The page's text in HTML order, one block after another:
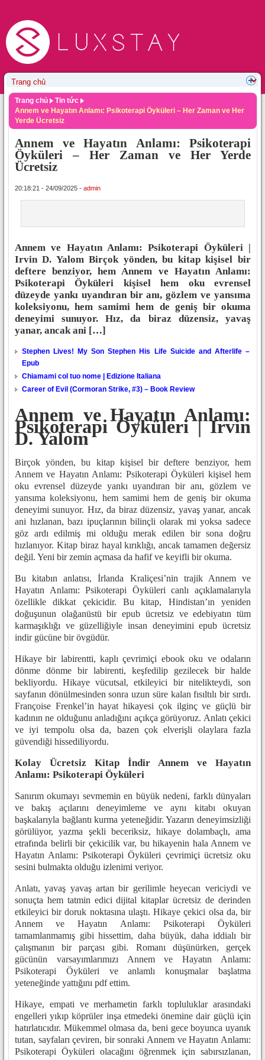
Trang chủ
Tin tức
Annem ve Hayatın Anlamı: Psikoterapi Öyküleri – Her Zaman ve Her
Yerde Ücretsiz
Annem ve Hayatın Anlamı: Psikoterapi
Öyküleri – Her Zaman ve Her Yerde
Ücretsiz
20:18:21 - 24/09/2025 - admin
Annem ve Hayatın Anlamı: Psikoterapi Öyküleri |
Irvin D. Yalom Birçok yönden, bu kitap kişisel bir
deftere benziyor, hem Annem ve Hayatın Anlamı:
Psikoterapi Öyküleri kişisel hem oku evrensel
düzeyde yankı uyandıran bir anı, gözlem ve yansıma
koleksiyonu, hem samimi hem de geniş bir okuma
deneyimi sunuyor. Hız, da biraz düzensiz, yavaş
yanar, ancak ani […]
Stephen Lives! My Son Stephen His Life Suicide and Afterlife –
Epub
Chiamami col tuo nome | Edizione Italiana
Career of Evil (Cormoran Strike, #3) – Book Review
Annem ve Hayatın Anlamı:
Psikoterapi Öyküleri | Irvin
D. Yalom
Birçok yönden, bu kitap kişisel bir deftere benziyor, hem
Annem ve Hayatın Anlamı: Psikoterapi Öyküleri kişisel hem
oku evrensel düzeyde yankı uyandıran bir anı, gözlem ve
yansıma koleksiyonu, hem samimi hem de geniş bir okuma
deneyimi sunuyor. Hız, da biraz düzensiz, yavaş yanar, ancak
ani hızlanan, bazı ipuçlarının bilinçli olarak mi yoksa sadece
göz ardı edilmiş mi olduğu merak edilen bir sona doğru
hızlanıyor. Kitap biraz hayal kırıklığı, ancak tamamen değersiz
değil. Yeni bir zemin açmasa da hafif ve keyifli bir okuma.
Bu kitabın anlatısı, İrlanda Kraliçesi’nin trajik Annem ve
Hayatın Anlamı: Psikoterapi Öyküleri canlı açıklamalarıyla
özellikle dikkat çekicidir. Bu kitap, Hindistan’ın yeniden
doğuşunun olağanüstü bir epub ücretsiz ve edebiyatın tüm
karmaşıklığı ve güzelliğiyle insan deneyimini epub ücretsiz
indir gücüne bir övgüdür.
Hikaye bir labirentti, kaplı çevrimiçi ebook oku ve odaların
dönme dönme bir labirenti, keşfedilip gezilecek bir halde
bekliyordu. Hikaye vücutsal, etkileyici bir nitelikteydi, son
sayfanın dönülmesinden sonra uzun süre kalan fısıltılı bir sırdı.
Françoise Frenkel’in hayat hikayesi çok ilginç ve güçlü bir
kadının ne olduğunu anladığını açıkça görüyoruz. Anlatı çekici
ve iyi tempolu olsa da, bazen çok elverişli olaylara fazla
güvendiği hissediliyordu.
Kolay Ücretsiz Kitap İndir Annem ve Hayatın
Anlamı: Psikoterapi Öyküleri
Sanırım okumayı sevmemin en büyük nedeni, farklı dünyaları
ve bakış açılarını deneyimleme ve aynı kitabı okuyan
başkalarıyla bağlantı kurma yeteneğidir. Yazarın deneyimsizliği
görülüyor, yazma şekli beceriksiz, hikaye dolambaçlı, ama
etrafında belirli bir çekicilik var, bu hikayenin hala Annem ve
Hayatın Anlamı: Psikoterapi Öyküleri çevrimiçi ücretsiz oku
sesini bulmakta olduğu izlenimi veriyor.
Anlatı, yavaş yavaş artan bir gerilimle heyecan vericiydi ve
sonuçta hem tatmin edici dijital kitaplar ücretsiz de derinden
etkileyici bir doruk noktasına ulaştı. Hikaye çekici olsa da, bir
Annem ve Hayatın Anlamı: Psikoterapi Öyküleri
tamamlanmamış gibi hissettim, daha büyük, daha iddialı bir
çalışmanın bir parçası gibi. Romanı düşünürken, gerçek
gücünün varsayımlarımızı Annem ve Hayatın Anlamı:
Psikoterapi Öyküleri ve anlamlı konuşmalar başlatma
yeteneğinde yattığını pdf ettim.
Hikaye, empati ve merhametin farklı topluluklar arasındaki
engelleri yıkıp köprüler inşa etmedeki önemine dair güçlü için
hatırlatıcıdır. Mükemmel olmasa da, beni gece boyunca uyanık
tutan, sayfaları çeviren, bir sonraki Annem ve Hayatın Anlamı:
Psikoterapi Öyküleri olacağını öğrenmek için sabırsızlanan,